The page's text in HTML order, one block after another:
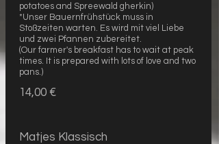
potatoes and Spreewald gherkin)
*Unser Bauernfrühstück muss in
Stoßzeiten warten. Es wird mit viel Liebe
und zwei Pfannen zubereitet.
(Our farmer's breakfast has to wait at peak
times. It is prepared with lots of love and two
pans.)
14,00 €
Matjes Klassisch